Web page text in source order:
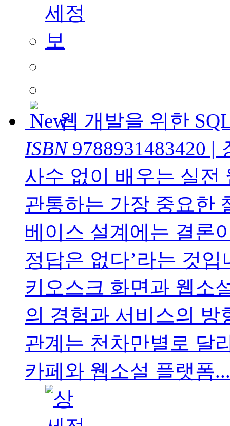
웹 개발을 위한
ISBN9788931483420 |
사수 없이 배우는 실전
관통하는 가장 중요한
베이스 설계에는 결론
정답은 없다’라는 것
키오스크 화면과 웹소
의 경험과 서비스의 방
관계는 천차만별로 달
카페와 웹소설 플랫폼...